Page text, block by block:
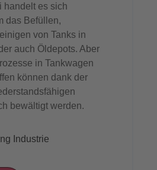
handelt es sich
das Befüllen,
von Tanks in
auch Öldepots. Aber
in Tankwagen
können dank der
bewältigt werden.
Industrie